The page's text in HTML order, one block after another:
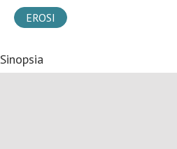
EROSI
Sinopsia